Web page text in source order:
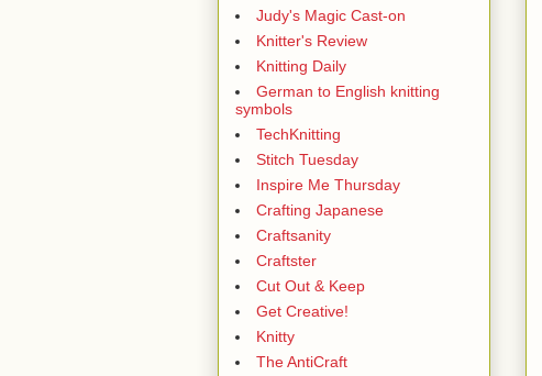
Judy's Magic Cast-on
Knitter's Review
Knitting Daily
German to English knitting
symbols
TechKnitting
Stitch Tuesday
Inspire Me Thursday
Crafting Japanese
Craftsanity
Craftster
Cut Out & Keep
Get Creative!
Knitty
The AntiCraft